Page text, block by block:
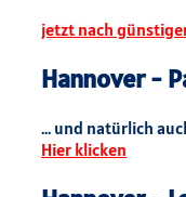
jetzt nach
Hannover -
... und natürlich
Hier klicken